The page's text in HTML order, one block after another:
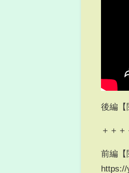
後編【
＋＋
前編【
https://